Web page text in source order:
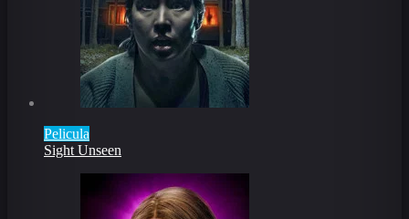
Pelicula
Sight Unseen